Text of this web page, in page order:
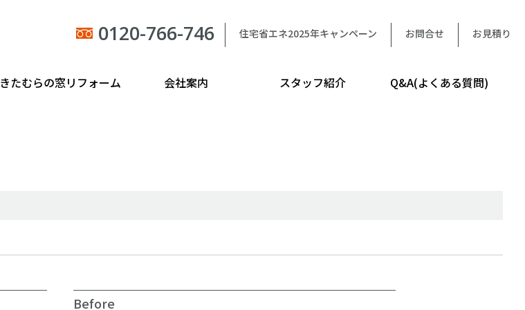
0120-766-746 住宅省エネ2025年キャンペーン お問合せ お見積り
きたむらの窓リフォーム 会社案内 スタッフ紹介 Q&A(よくある質問)
Before